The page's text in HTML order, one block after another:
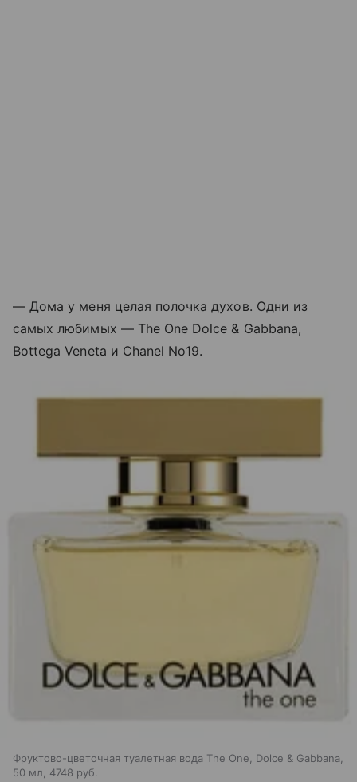
— Дома у меня целая полочка духов. Одни из
самых любимых — The One Dolce & Gabbana,
Bottega Veneta и Chanel No19.
Фруктово-цветочная туалетная вода The One, Dolce & Gabbana,
50 мл, 4748 руб.